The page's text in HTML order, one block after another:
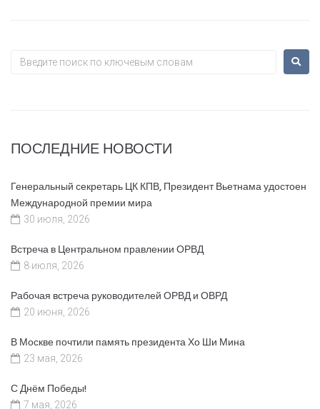
ПОСЛЕДНИЕ НОВОСТИ
Генеральный секретарь ЦК КПВ, Президент Вьетнама удостоен
Международной премии мира
30 июля, 2026
Встреча в Центральном правлении ОРВД
8 июля, 2026
Рабочая встреча руководителей ОРВД и ОВРД
20 июня, 2026
В Москве почтили память президента Хо Ши Мина
23 мая, 2026
С Днём Победы!
7 мая, 2026